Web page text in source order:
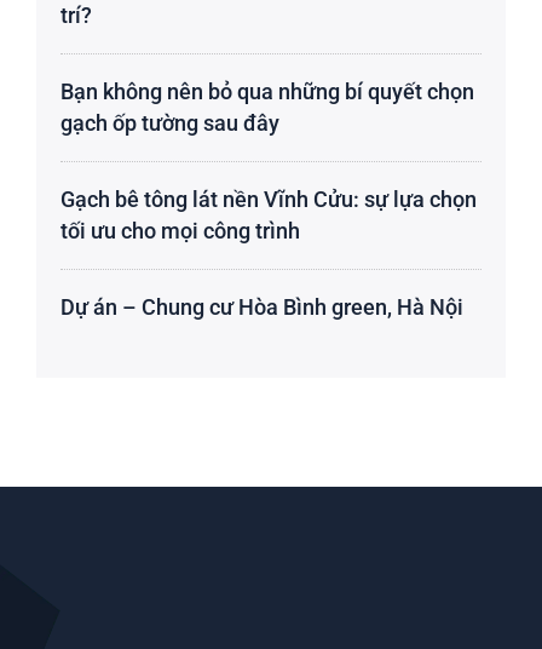
trí?
Bạn không nên bỏ qua những bí quyết chọn
gạch ốp tường sau đây
Gạch bê tông lát nền Vĩnh Cửu: sự lựa chọn
tối ưu cho mọi công trình
Dự án – Chung cư Hòa Bình green, Hà Nội